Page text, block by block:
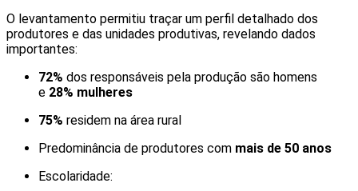
O levantamento permitiu traçar um perfil detalhado dos
produtores e das unidades produtivas, revelando dados
importantes:
72% dos responsáveis pela produção são homens
e 28% mulheres
75% residem na área rural
Predominância de produtores com mais de 50 anos
Escolaridade: